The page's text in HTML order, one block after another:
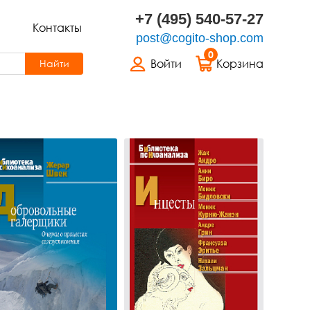
Контакты +7 (495) 540-57-27
post@cogito-shop.com
Войти
0
Корзина
Найти